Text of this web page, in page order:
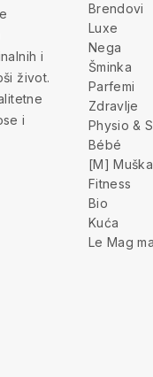
i
život.
i
Brendovi
Luxe
Nega
Šminka
Parfemi
Zdravlje
Physio &
Bébé
[M]
Fitness
Bio
Kuća
Le Mag